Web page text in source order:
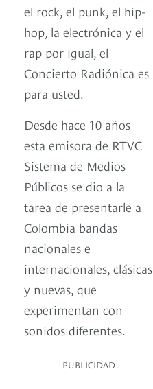
el rock, el punk, el hip-
hop, la electrónica y el
rap por igual, el
Concierto Radiónica es
para usted.
Desde hace 10 años
esta emisora de RTVC
Sistema de Medios
Públicos se dio a la
tarea de presentarle a
Colombia bandas
nacionales e
internacionales, clásicas
y nuevas, que
experimentan con
sonidos diferentes.
PUBLICIDAD